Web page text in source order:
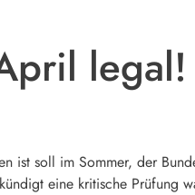
legal!
ist soll im Sommer, der
eine kritische Prüfung